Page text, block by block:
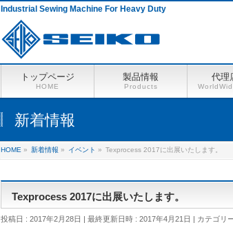
Industrial Sewing Machine For Heavy Duty
トップページ
HOME
製品情報
Products
代理
新着情報
HOME » 新着情報 » イベント » Texprocess 2017に出展いたします。
Texprocess 2017に出展いたします。
投稿日 : 2017年2月28日 最終更新日時 : 2017年4月21日 カテゴリ